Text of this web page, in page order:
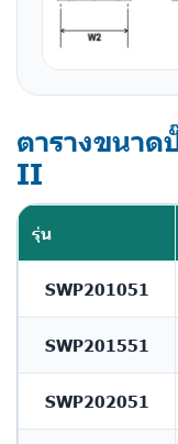
ตารางขนา
II
รุ่น
SWP201051
SWP201551
SWP202051